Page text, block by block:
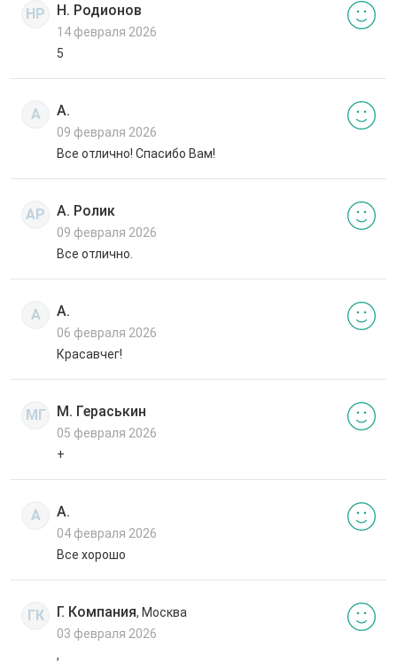
НР Н. Родионов
14 февраля 2026
5
А А.
09 февраля 2026
Все отлично! Спасибо Вам!
АР А. Ролик
09 февраля 2026
Все отлично.
А А.
06 февраля 2026
Красавчег!
МГ М. Гераськин
05 февраля 2026
+
А А.
04 февраля 2026
Все хорошо
ГК Г. Компания, Москва
03 февраля 2026
,